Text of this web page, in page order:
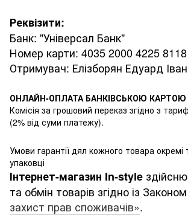
Реквізити:
Банк: "Універсал Банк"
Номер карти: 4035 2000 4225 8118
Отримувач: Елізборян Едуард
ОНЛАЙН-ОПЛАТА БАНКІВСЬКОЮ КАРТОЮ
Комісія за грошовий переказ згідно з
(2% від суми платежу).
Умови гарантії дял кожного товара окремі
упаковці
Інтернет-магазин In-style
та обмін товарів згідно із
захист прав споживачів».